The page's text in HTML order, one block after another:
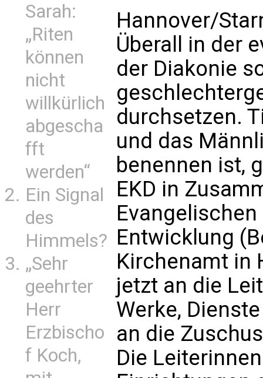
Sarah:
„Riten
können
nicht
willkürlich
abgescha
fft
werden“
Ein Signal
des
Himmels?
„Sehr
geehrter
Herr
Erzbischo
f Koch,
Hannover/
Überall in der
der Diakonie
durchsetzen.
und das
benennen ist,
EKD in
Entwicklung
Kirchenamt in
jetzt an die
Werke,
an die
Die